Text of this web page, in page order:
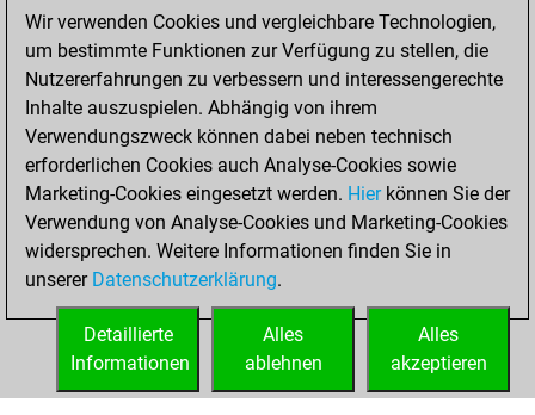
Samstag, Februar
13, 2021
You achieved a
BeautyScore of 2
Fritz
You
achieved a new Elo
of 1582
You created
your Fritz account
Wir verwenden Cookies und vergleichbare Technologien,
um bestimmte Funktionen zur Verfügung zu stellen, die
Nutzererfahrungen zu verbessern und interessengerechte
Inhalte auszuspielen. Abhängig von ihrem
Verwendungszweck können dabei neben technisch
erforderlichen Cookies auch Analyse-Cookies sowie
Marketing-Cookies eingesetzt werden. Hierkönnen Sie der
Verwendung von Analyse-Cookies und Marketing-Cookies
widersprechen. Weitere Informationen finden Sie in
unserer Datenschutzerklärung.
Alles
akzeptieren
Alles
ablehnen
Detaillierte
Informationen